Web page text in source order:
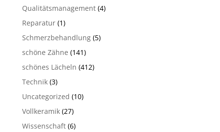
Qualitätsmanagement(4)
Reparatur(1)
Schmerzbehandlung(5)
schöne Zähne (141)
schönes Lächeln (412)
Technik(3)
Uncategorized (10)
Vollkeramik(27)
Wissenschaft(6)